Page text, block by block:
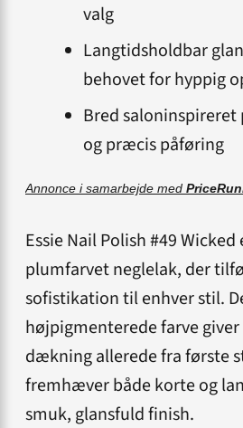
valg
Langtidsholdbar
behovet for hyppig
Bred saloninspireret
og præcis påføring
Annonce i samarbejde med
Essie Nail Polish #49
plumfarvet neglelak, der
sofistikation til enhver stil.
højpigmenterede farve
dækning allerede fra første
fremhæver både korte og
smuk, glansfuld finish.